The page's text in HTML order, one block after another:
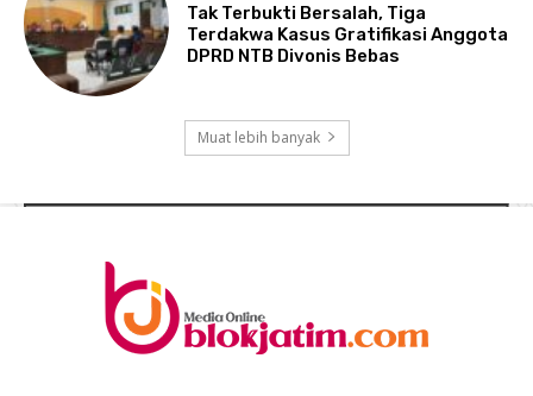
Tak Terbukti Bersalah, Tiga
Terdakwa Kasus Gratifikasi Anggota
DPRD NTB Divonis Bebas
Muat lebih banyak